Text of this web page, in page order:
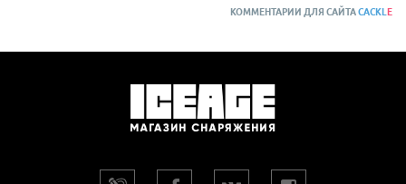
КОММЕНТАРИИ ДЛЯ САЙТАCACKLE